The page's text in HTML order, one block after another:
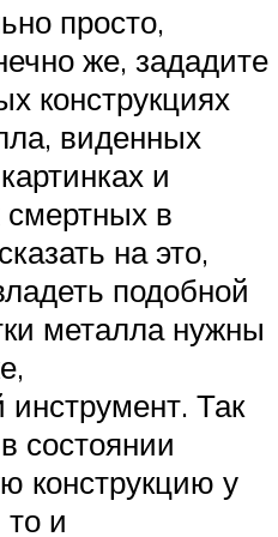
просто,
же, зададите
конструкциях
виденных
и
в
на это,
подобной
металла нужны
Так
состоянии
конструкцию у
и